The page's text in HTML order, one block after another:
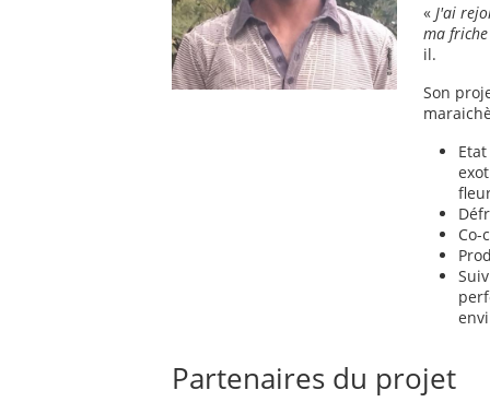
« J'ai
ma
il.
Son
Co-
Partenaires du projet